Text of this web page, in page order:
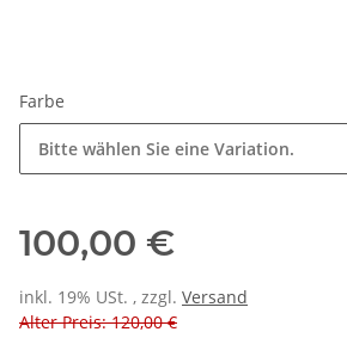
Farbe
Bitte wählen Sie eine Variation.
100,00 €
inkl. 19% USt. , zzgl. Versand
Alter Preis: 120,00 €